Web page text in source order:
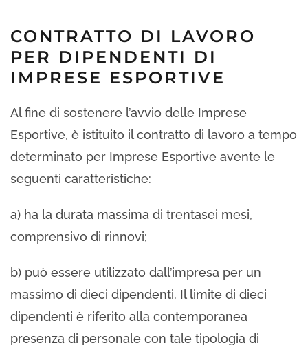
CONTRATTO DI LAVORO
PER DIPENDENTI DI
IMPRESE ESPORTIVE
Al fine di sostenere l’avvio delle Imprese
Esportive, è istituito il contratto di lavoro a tempo
determinato per Imprese Esportive avente le
seguenti caratteristiche:
a) ha la durata massima di trentasei mesi,
comprensivo di rinnovi;
b) può essere utilizzato dall’impresa per un
massimo di dieci dipendenti. Il limite di dieci
dipendenti è riferito alla contemporanea
presenza di personale con tale tipologia di